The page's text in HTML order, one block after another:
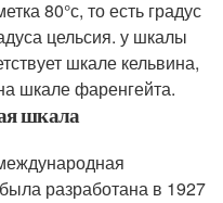
80°с, то есть градус
цельсия. у шкалы
шкале кельвина,
шкале фаренгейта.
шкала
разработана в 1927